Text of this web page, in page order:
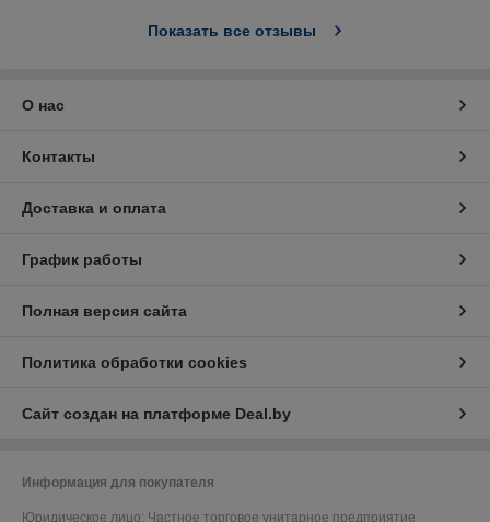
Показать все отзывы
О нас
Контакты
Доставка и оплата
График работы
Полная версия сайта
Политика обработки cookies
Сайт создан на платформе Deal.by
Информация для покупателя
Юридическое лицо: Частное торговое унитарное предприятие